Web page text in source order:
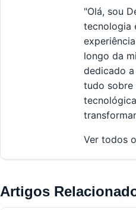
"Olá, sou
tecnologia
longo da
dedicado
tudo sobre
Ver todos
Artigos